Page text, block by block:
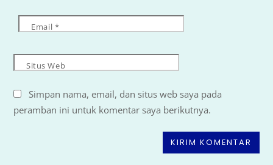
Email *
Situs Web
Simpan nama, email, dan situs web saya pada
peramban ini untuk komentar saya berikutnya.